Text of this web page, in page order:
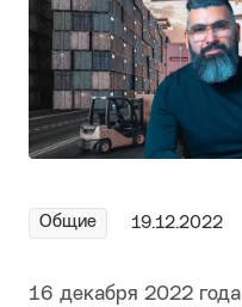
Общие 19.12.2022
16 декабря 2022 года